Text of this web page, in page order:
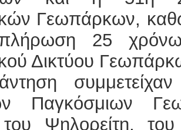
Γεωπάρκων,
25
Δικτύου
Παγκόσμιων
Ψηλορείτη,